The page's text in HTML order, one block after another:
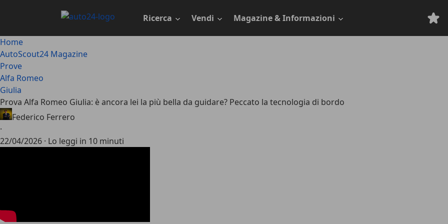
principale
Ricerca Vendi Magazine & Informazioni
Home
AutoScout24 Magazine
Prove
Alfa Romeo
Giulia
Prova Alfa Romeo Giulia: è ancora lei la più bella da guidare? Peccato la tecnologia di bordo
Federico Ferrero
·
22/04/2026 · Lo leggi in 10 minuti